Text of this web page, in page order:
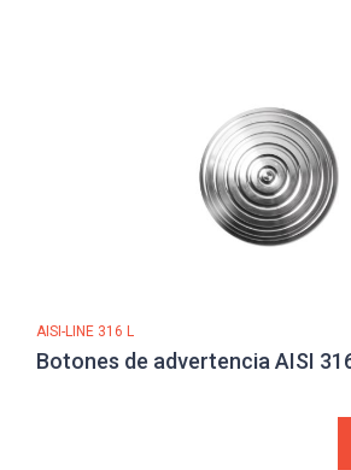
AISI-LINE 316 L
Botones de advertencia AISI